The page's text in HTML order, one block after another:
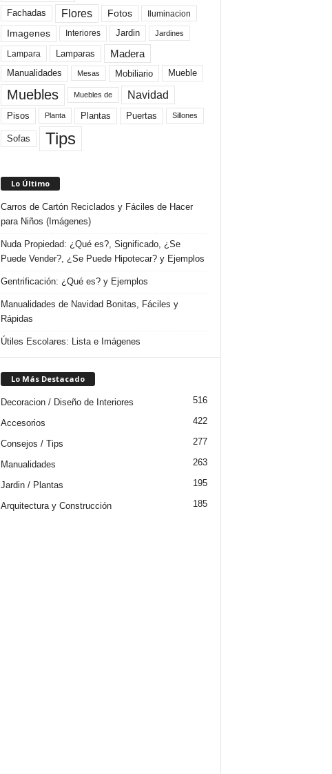
Fachadas Flores Fotos Iluminacion
Imagenes Interiores Jardin Jardines
Lampara Lamparas Madera
Manualidades Mesas Mobiliario Mueble
Muebles Muebles de Navidad
Pisos Planta Plantas Puertas Sillones
Sofas Tips
Lo Último
Carros de Cartón Reciclados y Fáciles de Hacer
para Niños (Imágenes)
Nuda Propiedad: ¿Qué es?, Significado, ¿Se
Puede Vender?, ¿Se Puede Hipotecar? y Ejemplos
Gentrificación: ¿Qué es? y Ejemplos
Manualidades de Navidad Bonitas, Fáciles y
Rápidas
Útiles Escolares: Lista e Imágenes
Lo Más Destacado
Decoracion / Diseño de Interiores 516
Accesorios 422
Consejos / Tips 277
Manualidades 263
Jardin / Plantas 195
Arquitectura y Construcción 185